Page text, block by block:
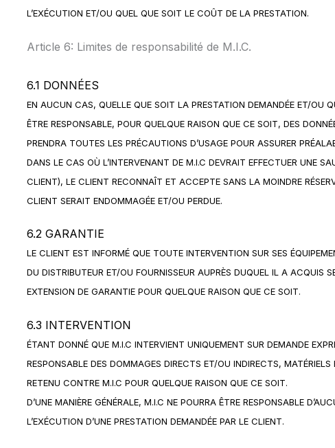
L’EXÉCUTION ET/OU QUEL QUE SOIT LE COÛT DE LA PRESTATION.
Article 6: Limites de responsabilité de M.I.C.
6.1 DONNÉES
EN AUCUN CAS, QUELLE QUE SOIT LA PRESTATION DEMANDÉE ET/OU
ÊTRE RESPONSABLE, POUR QUELQUE RAISON QUE CE SOIT, DES
PRENDRA TOUTES LES PRÉCAUTIONS D’USAGE POUR ASSURER
DANS LE CAS OÙ L’INTERVENANT DE M.I.C DEVRAIT EFFECTUER UNE
CLIENT), LE CLIENT RECONNAÎT ET ACCEPTE SANS LA MOINDRE
CLIENT SERAIT ENDOMMAGÉE ET/OU PERDUE.
6.2 GARANTIE
LE CLIENT EST INFORMÉ QUE TOUTE INTERVENTION SUR SES
DU DISTRIBUTEUR ET/OU FOURNISSEUR AUPRÈS DUQUEL IL A ACQUIS
EXTENSION DE GARANTIE POUR QUELQUE RAISON QUE CE SOIT.
6.3 INTERVENTION
ÉTANT DONNÉ QUE M.I.C INTERVIENT UNIQUEMENT SUR DEMANDE
RESPONSABLE DES DOMMAGES DIRECTS ET/OU INDIRECTS,
RETENU CONTRE M.I.C POUR QUELQUE RAISON QUE CE SOIT.
D’UNE MANIÈRE GÉNÉRALE, M.I.C NE POURRA ÊTRE RESPONSABLE
L’EXÉCUTION D’UNE PRESTATION DEMANDÉE PAR LE CLIENT.